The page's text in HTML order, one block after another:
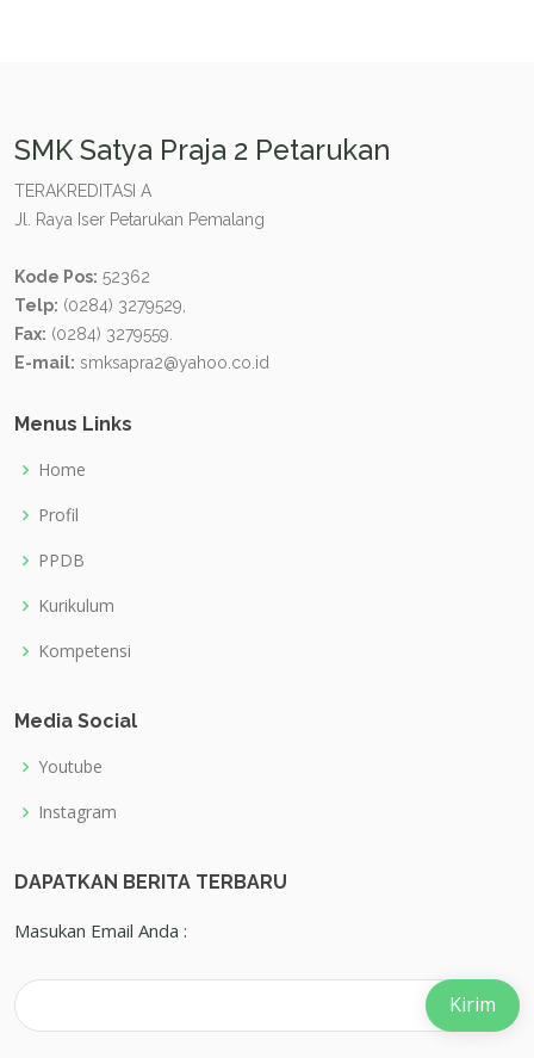
SMK Satya Praja 2 Petarukan
TERAKREDITASI A
Jl. Raya Iser Petarukan Pemalang
Kode Pos: 52362
Telp: (0284) 3279529,
Fax: (0284) 3279559.
E-mail: smksapra2@yahoo.co.id
Menus Links
Home
Profil
PPDB
Kurikulum
Kompetensi
Media Social
Youtube
Instagram
DAPATKAN BERITA TERBARU
Masukan Email Anda :